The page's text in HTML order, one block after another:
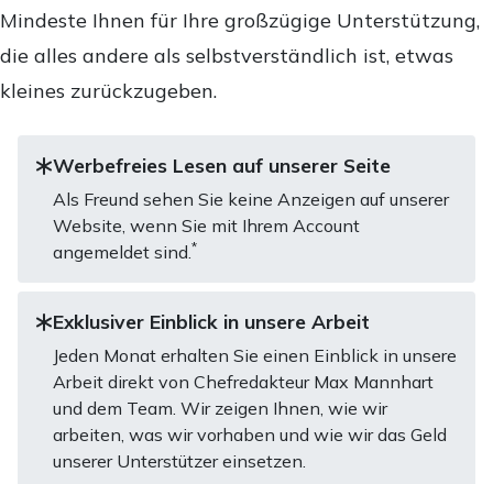
Mindeste Ihnen für Ihre großzügige Unterstützung,
die alles andere als selbstverständlich ist, etwas
kleines zurückzugeben.
Werbefreies Lesen auf unserer Seite
Als Freund sehen Sie keine Anzeigen auf unserer
Website, wenn Sie mit Ihrem Account
angemeldet sind.*
Exklusiver Einblick in unsere Arbeit
Jeden Monat erhalten Sie einen Einblick in unsere
Arbeit direkt von Chefredakteur Max Mannhart
und dem Team. Wir zeigen Ihnen, wie wir
arbeiten, was wir vorhaben und wie wir das Geld
unserer Unterstützer einsetzen.